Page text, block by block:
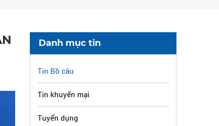
Danh mục tin
Tin Bồ câu
Tin khuyến mại
Tuyển dụng